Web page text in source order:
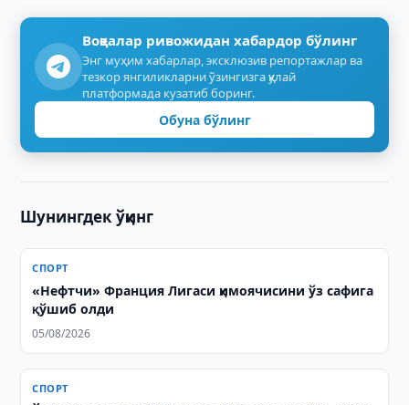
Воқеалар ривожидан хабардор бўлинг
Энг муҳим хабарлар, эксклюзив репортажлар ва
тезкор янгиликларни ўзингизга қулай
платформада кузатиб боринг.
Обуна бўлинг
Шунингдек ўқинг
СПОРТ
«Нефтчи» Франция Лигаси ҳимоячисини ўз сафига
қўшиб олди
05/08/2026
СПОРТ